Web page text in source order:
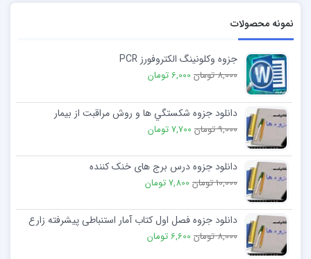
نمونه محصولات
جزوه وکلونینگ الکتروفورز PCR
8,000 تومان 6,000 تومان
دانلود جزوه شكستگي ها و روش مراقبت از بیمار
9,000 تومان 7,700 تومان
دانلود جزوه درس برج های خنک کننده
10,000 تومان 7,800 تومان
دانلود جزوه فصل اول کتاب آمار استنباطی پیشرفته زارع
8,000 تومان 6,600 تومان